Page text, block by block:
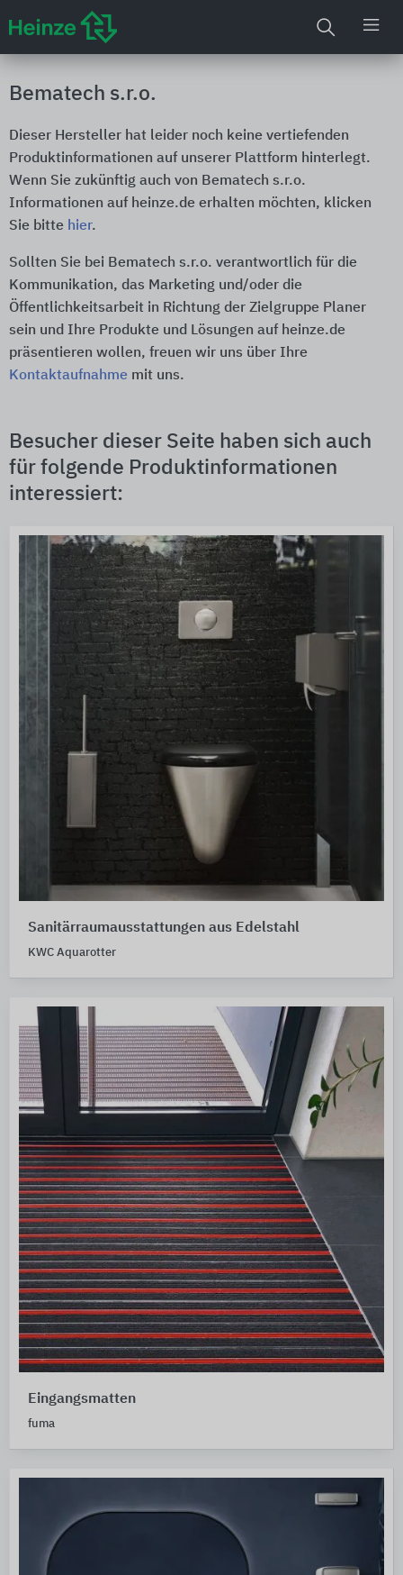
Bematech s.r.o.
Dieser Hersteller hat leider noch keine vertiefenden
Produktinformationen auf unserer Plattform hinterlegt.
Wenn Sie zukünftig auch von Bematech s.r.o.
Informationen auf heinze.de erhalten möchten, klicken
Sie bitte hier.
Sollten Sie bei Bematech s.r.o. verantwortlich für die
Kommunikation, das Marketing und/oder die
Öffentlichkeitsarbeit in Richtung der Zielgruppe Planer
sein und Ihre Produkte und Lösungen auf heinze.de
präsentieren wollen, freuen wir uns über Ihre
Kontaktaufnahme mit uns.
Besucher dieser Seite haben sich auch
für folgende Produktinformationen
interessiert:
Sanitärraumausstattungen aus Edelstahl
KWC Aquarotter
Eingangsmatten
fuma